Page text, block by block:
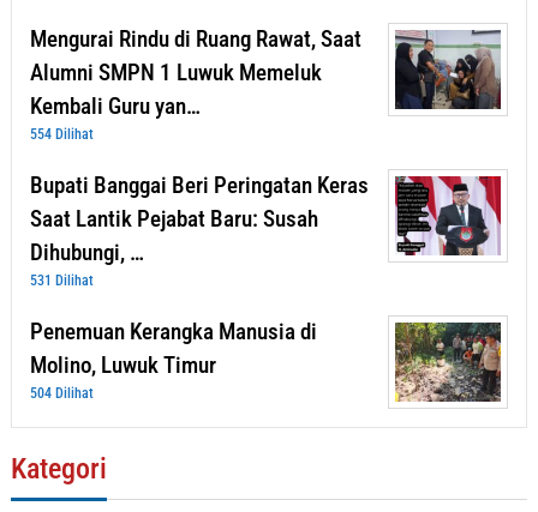
Mengurai Rindu di Ruang Rawat, Saat
Alumni SMPN 1 Luwuk Memeluk
Kembali Guru yan…
554 Dilihat
Bupati Banggai Beri Peringatan Keras
Saat Lantik Pejabat Baru: Susah
Dihubungi, …
531 Dilihat
Penemuan Kerangka Manusia di
Molino, Luwuk Timur
504 Dilihat
Kategori